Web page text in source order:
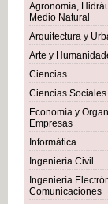
Agronomía,
Medio Natural
Arquitectura y
Arte y
Ciencias
Ciencias
Economía y
Empresas
Informática
Ingeniería Civil
Ingeniería
Comunicaciones